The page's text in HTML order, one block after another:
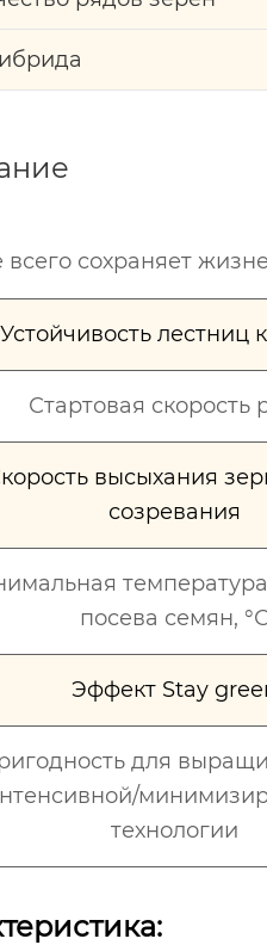
сохраняет
Устойчивость лестниц
Стартовая скорость
высыхания
созревания
посева семян, °С
Эффект Stay
для
технологии